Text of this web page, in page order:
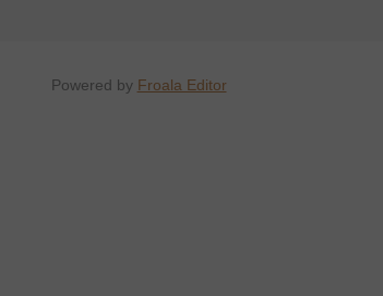
Powered by Froala Editor